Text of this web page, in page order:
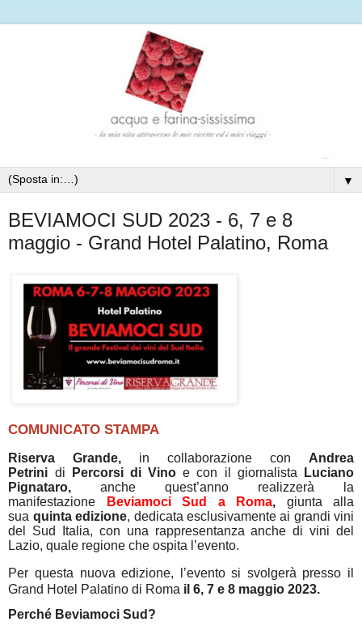
▼
BEVIAMOCI SUD 2023 - 6, 7 e 8
maggio - Grand Hotel Palatino, Roma
COMUNICATO STAMPA
Riserva Grande, in collaborazione con Andrea
Petrini di Percorsi di Vino e con il giornalista Luciano
Pignataro, anche quest’anno realizzerà la
manifestazione
Beviamoci Sud a Roma, giunta alla
sua quinta edizione, dedicata esclusivamente ai grandi vini
del Sud Italia, con una rappresentanza anche di vini del
Lazio, quale regione che ospita l’evento.
Per questa nuova edizione, l’evento si svolgerà presso il
Grand Hotel Palatino di Roma il 6, 7 e 8 maggio 2023.
Perché Beviamoci Sud?